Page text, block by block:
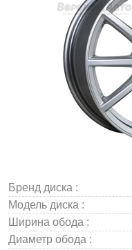
Бренд диска :
Модель диска :
Ширина обода :
Диаметр обода :